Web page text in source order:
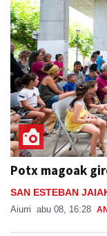
Potx magoak
SAN ESTEBAN
Aiurri abu 08, 16:28